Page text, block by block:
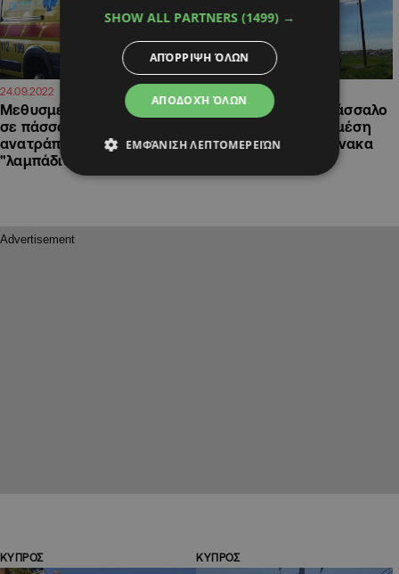
24.09.2022
Μεθυσμένος προσέκρουσε
σε πάσσαλο και το όχημα
ανατράπηκε και
"λαμπάδιασε"
13:28
Εξηγήσεις για τον πάσσαλο
που "φύτρωσε" στη μέση
του δρόμου στη Λάρνακα
ΚΥΠΡΟΣ ΚΥΠΡΟΣ
SHOW ALL PARTNERS (1499) →
ΑΠΟΔΟΧΉ ΌΛΩΝ
ΑΠΌΡΡΙΨΗ ΌΛΩΝ
ΕΜΦΆΝΙΣΗ ΛΕΠΤΟΜΕΡΕΙΏΝ